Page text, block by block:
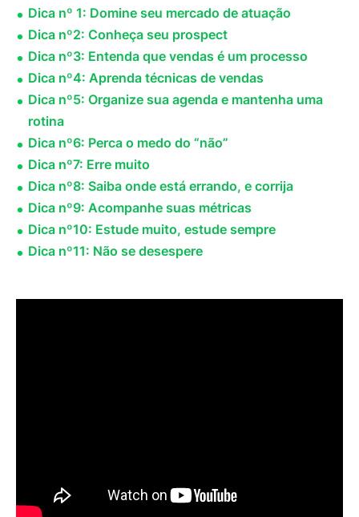
Dica nº 1: Domine seu mercado de atuação
Dica nº2: Conheça seu prospect
Dica nº3: Entenda que vendas é um processo
Dica nº4: Aprenda técnicas de vendas
Dica nº5: Organize sua agenda e mantenha uma
rotina
Dica nº6: Perca o medo do “não”
Dica nº7: Erre muito
Dica nº8: Saiba onde está errando, e corrija
Dica nº9: Acompanhe suas métricas
Dica nº10: Estude muito, estude sempre
Dica nº11: Não se desespere